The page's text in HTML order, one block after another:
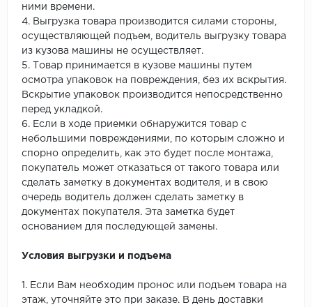
ними времени.
4. Выгрузка товара производится силами стороны,
осуществляющей подъем, водитель выгрузку товара
из кузова машины не осуществляет.
5. Товар принимается в кузове машины путем
осмотра упаковок на повреждения, без их вскрытия.
Вскрытие упаковок производится непосредственно
перед укладкой.
6. Если в ходе приемки обнаружится товар с
небольшими повреждениями, по которым сложно и
спорно определить, как это будет после монтажа,
покупатель может отказаться от такого товара или
сделать заметку в документах водителя, и в свою
очередь водитель должен сделать заметку в
документах покупателя. Эта заметка будет
основанием для последующей замены.
Условия выгрузки и подъема
1. Если Вам необходим пронос или подъем товара на
этаж, уточняйте это при заказе. В день доставки